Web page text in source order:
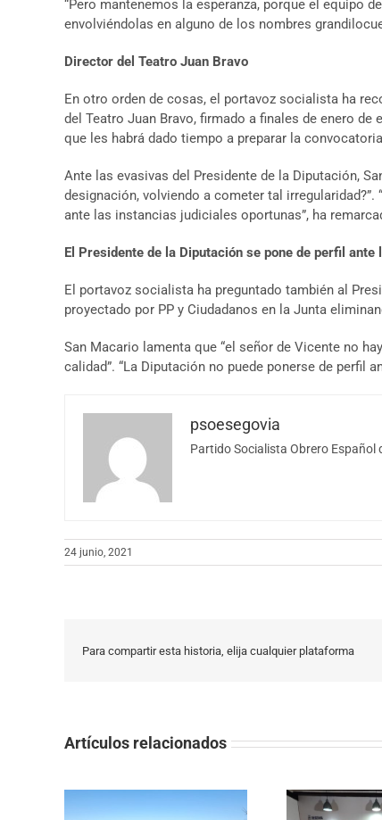
“Pero mantenemos la esperanza, porque el equipo
envolviéndolas en alguno de los nombres
Director del Teatro Juan Bravo
En otro orden de cosas, el portavoz socialista ha
del Teatro Juan Bravo, firmado a finales de enero
que les habrá dado tiempo a preparar la
Ante las evasivas del Presidente de la Diputación,
designación, volviendo a cometer tal
ante las instancias judiciales oportunas”, ha
El Presidente de la Diputación se pone de perfil
El portavoz socialista ha preguntado también al
proyectado por PP y Ciudadanos en la Junta
San Macario lamenta que “el señor de Vicente no
calidad”. “La Diputación no puede ponerse de perfil
psoesegovia
Partido Socialista Obrero Español
24 junio, 2021
Para compartir esta historia, elija cualquier plataforma
Artículos relacionados